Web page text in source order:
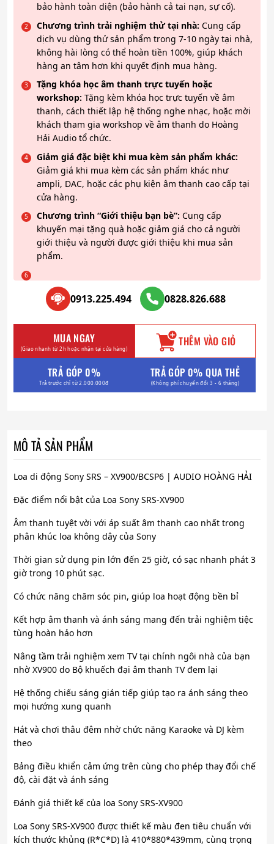
bảo hành toàn diện (bảo hành cả tai nạn, sự cố).
Chương trình trải nghiệm thử tại nhà: Cung cấp
dịch vụ dùng thử sản phẩm trong 7-10 ngày tại nhà,
không hài lòng có thể hoàn tiền 100%, giúp khách
hàng an tâm hơn khi quyết định mua hàng.
Tặng khóa học âm thanh trực tuyến hoặc
workshop: Tặng kèm khóa học trực tuyến về âm
thanh, cách thiết lập hệ thống nghe nhạc, hoặc mời
khách tham gia workshop về âm thanh do Hoàng
Hải Audio tổ chức.
Giảm giá đặc biệt khi mua kèm sản phẩm khác:
Giảm giá khi mua kèm các sản phẩm khác như
ampli, DAC, hoặc các phụ kiện âm thanh cao cấp tại
cửa hàng.
Chương trình “Giới thiệu bạn bè”: Cung cấp
khuyến mại tặng quà hoặc giảm giá cho cả người
giới thiệu và người được giới thiệu khi mua sản
phẩm.
0913.225.494 0828.826.688
MUA NGAY
(Giao nhanh từ 2h hoặc nhận tại cửa hàng) THÊM VÀO GIỎ
TRẢ GÓP 0%
Trả trước chỉ từ 2.000.000đ
TRẢ GÓP 0% QUA THẺ
(Không phí chuyển đổi 3 - 6 tháng)
MÔ TẢ SẢN PHẨM
Loa di động Sony SRS – XV900/BCSP6 | AUDIO HOÀNG HẢI
Đặc điểm nổi bật của Loa Sony SRS-XV900
Âm thanh tuyệt vời với áp suất âm thanh cao nhất trong
phân khúc loa không dây của Sony
Thời gian sử dụng pin lớn đến 25 giờ, có sạc nhanh phát 3
giờ trong 10 phút sạc.
Có chức năng chăm sóc pin, giúp loa hoạt động bền bỉ
Kết hợp âm thanh và ánh sáng mang đến trải nghiệm tiệc
tùng hoàn hảo hơn
Nâng tầm trải nghiệm xem TV tại chính ngôi nhà của bạn
nhờ XV900 do Bộ khuếch đại âm thanh TV đem lại
Hệ thống chiếu sáng gián tiếp giúp tạo ra ánh sáng theo
mọi hướng xung quanh
Hát và chơi thâu đêm nhờ chức năng Karaoke và DJ kèm
theo
Bảng điều khiển cảm ứng trên cùng cho phép thay đổi chế
độ, cài đặt và ánh sáng
Đánh giá thiết kế của loa Sony SRS-XV900
Loa Sony SRS-XV900 được thiết kế màu đen tiêu chuẩn với
kích thước khủng (R*C*D) là 410*880*439mm, cùng trọng